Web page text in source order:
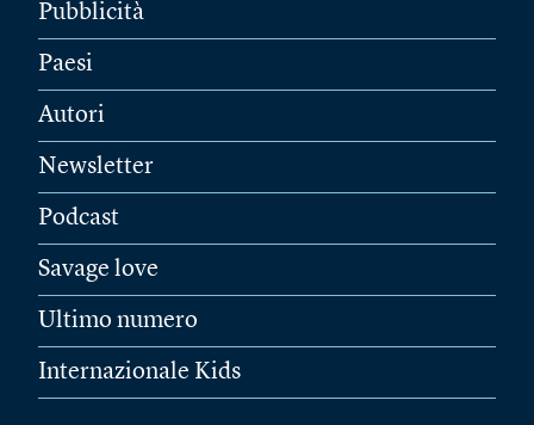
Pubblicità
Paesi
Autori
Newsletter
Podcast
Savage love
Ultimo numero
Internazionale Kids